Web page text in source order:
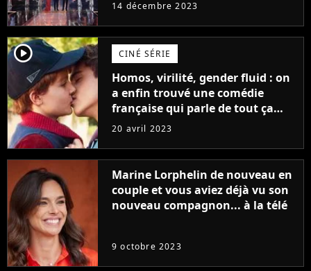
14 décembre 2023
player2 CINÉ SÉRIE
Homos, virilité, gender fluid : on
a enfin trouvé une comédie
française qui parle de tout ça
sans être super ringarde
20 avril 2023
Marine Lorphelin de nouveau en
couple et vous aviez déjà vu son
nouveau compagnon... à la télé
9 octobre 2023